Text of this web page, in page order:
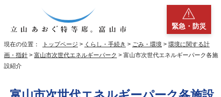
緊急・防災
現在の位置： トップページ > くらし・手続き > ごみ・環境 > 環境に関する計
画・指針 > 富山市次世代エネルギーパーク > 富山市次世代エネルギーパーク各施
設紹介